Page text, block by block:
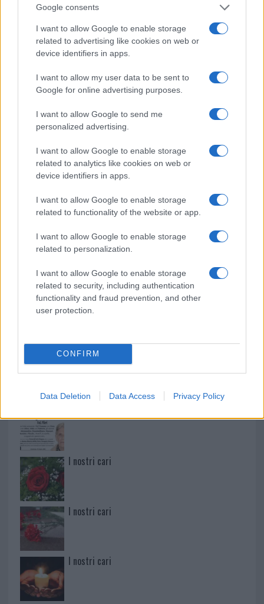
Google consents
I want to allow Google to enable storage
related to advertising like cookies on web or
device identifiers in apps.
I want to allow my user data to be sent to
Google for online advertising purposes.
I want to allow Google to send me
personalized advertising.
I want to allow Google to enable storage
related to analytics like cookies on web or
device identifiers in apps.
I want to allow Google to enable storage
related to functionality of the website or app.
I want to allow Google to enable storage
related to personalization.
I want to allow Google to enable storage
related to security, including authentication
functionality and fraud prevention, and other
user protection.
CONFIRM
Data Deletion Data Access Privacy Policy
Gallura, finti clienti svuotano le suite: furto da
50mila nel resort
Meteo Olbia 7 agosto, sole e caldo tornano
protagonisti
Test tunnel Olbia: rampe chiuse ancora fino a
fine agosto
NECROLOGIE
Mario Malu
Paolo Pinna
I nostri cari
I nostri cari
I nostri cari